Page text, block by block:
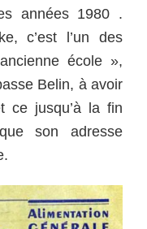
années 1980 .
c’est l’un des
école »,
Belin, à avoir
ce jusqu’à la fin
son adresse